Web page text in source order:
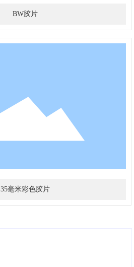
BW胶片
35毫米彩色胶片